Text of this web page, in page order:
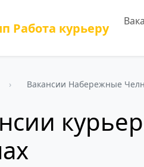
Вакансии Набережные